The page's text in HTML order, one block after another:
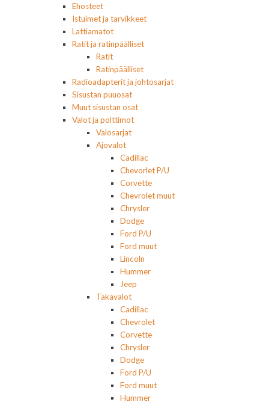
Ehosteet
Istuimet ja tarvikkeet
Lattiamatot
Ratit ja ratinpäälliset
Ratit
Ratinpäälliset
Radioadapterit ja johtosarjat
Sisustan puuosat
Muut sisustan osat
Valot ja polttimot
Valosarjat
Ajovalot
Cadillac
Chevorlet P/U
Corvette
Chevrolet muut
Chrysler
Dodge
Ford P/U
Ford muut
Lincoln
Hummer
Jeep
Takavalot
Cadillac
Chevrolet
Corvette
Chrysler
Dodge
Ford P/U
Ford muut
Hummer